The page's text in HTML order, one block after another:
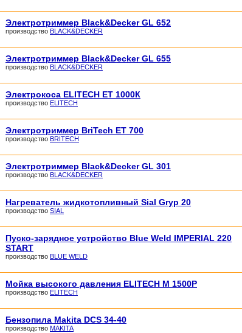
Электротриммер Black&Decker GL 652
производство BLACK&DECKER
Электротриммер Black&Decker GL 655
производство BLACK&DECKER
Электрокоса ELITECH ET 1000К
производство ELITECH
Электротриммер BriTech ET 700
производство BRITECH
Электротриммер Black&Decker GL 301
производство BLACK&DECKER
Нагреватель жидкотопливный Sial Gryp 20
производство SIAL
Пуско-зарядное устройство Blue Weld IMPERIAL 220
START
производство BLUE WELD
Мойка высокого давления ELITECH М 1500Р
производство ELITECH
Бензопила Makita DCS 34-40
производство MAKITA